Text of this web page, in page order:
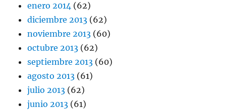
enero 2014 (62)
diciembre 2013 (62)
noviembre 2013 (60)
octubre 2013 (62)
septiembre 2013 (60)
agosto 2013 (61)
julio 2013 (62)
junio 2013 (61)